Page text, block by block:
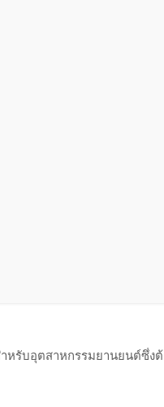
หรับอุตสาหกรรมยานยนต์ซึ่ง